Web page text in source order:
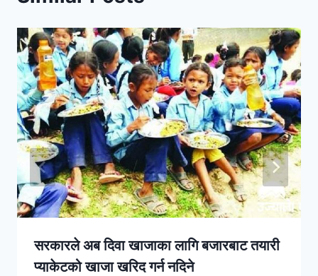
सरकारले अब दिवा खाजाका लागि बजारबाट तयारी
प्याकेटको खाजा खरिद गर्न नदिने